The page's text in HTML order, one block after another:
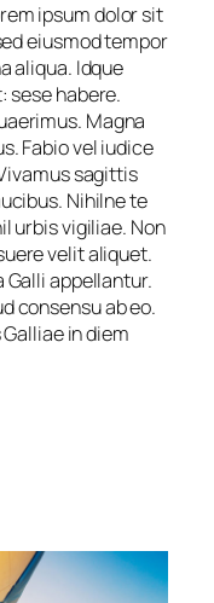
ipsum dolor sit
eiusmod tempor
aliqua. Idque
sese habere.
Magna
Fabio vel iudice
sagittis
Nihilne te
urbis vigiliae. Non
velit aliquet.
appellantur.
consensu ab eo.
in diem